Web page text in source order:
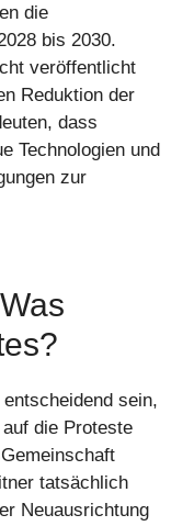
die
bis 2030.
veröffentlicht
Reduktion der
dass
Technologien und
zur
sein,
die Proteste
tatsächlich
Neuausrichtung